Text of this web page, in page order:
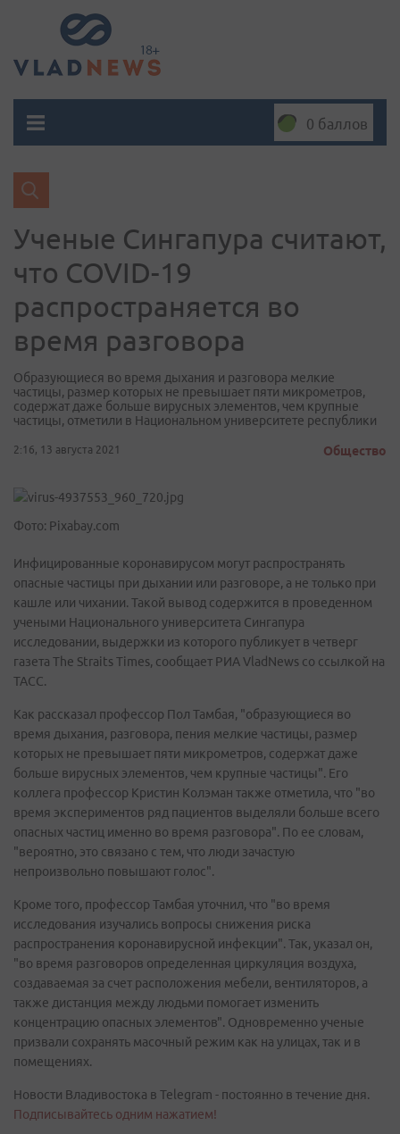
0 баллов
Ученые Сингапура считают,
что COVID-19
распространяется во
время разговора
Образующиеся во время дыхания и разговора мелкие
частицы, размер которых не превышает пяти микрометров,
содержат даже больше вирусных элементов, чем крупные
частицы, отметили в Национальном университете республики
2:16, 13 августа 2021 Общество
Фото: Pixabay.com
Инфицированные коронавирусом могут распространять
опасные частицы при дыхании или разговоре, а не только при
кашле или чихании. Такой вывод содержится в проведенном
учеными Национального университета Сингапура
исследовании, выдержки из которого публикует в четверг
газета The Straits Times, сообщает РИА VladNews со ссылкой на
ТАСС.
Как рассказал профессор Пол Тамбая, "образующиеся во
время дыхания, разговора, пения мелкие частицы, размер
которых не превышает пяти микрометров, содержат даже
больше вирусных элементов, чем крупные частицы". Его
коллега профессор Кристин Колэман также отметила, что "во
время экспериментов ряд пациентов выделяли больше всего
опасных частиц именно во время разговора". По ее словам,
"вероятно, это связано с тем, что люди зачастую
непроизвольно повышают голос".
Кроме того, профессор Тамбая уточнил, что "во время
исследования изучались вопросы снижения риска
распространения коронавирусной инфекции". Так, указал он,
"во время разговоров определенная циркуляция воздуха,
создаваемая за счет расположения мебели, вентиляторов, а
также дистанция между людьми помогает изменить
концентрацию опасных элементов". Одновременно ученые
призвали сохранять масочный режим как на улицах, так и в
помещениях.
Новости Владивостока в Telegram - постоянно в течение дня.
Подписывайтесь одним нажатием!